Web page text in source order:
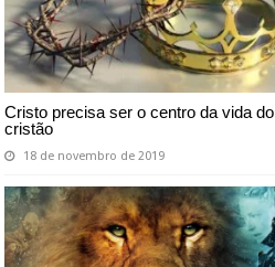
Cristo precisa ser o centro da vida do
cristão
18 de novembro de 2019